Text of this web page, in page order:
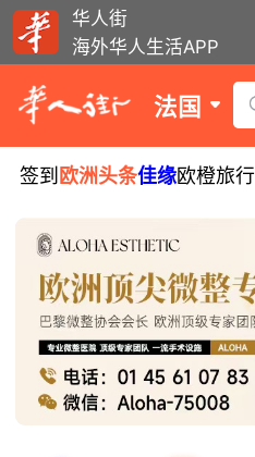
华人街
海外华人生活APP
法国
签到 欧洲头条佳缘欧橙旅行